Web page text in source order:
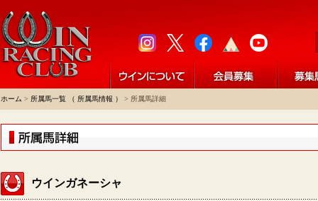
ホーム > 所属馬一覧 （ 所属馬情報 ） > 所属馬詳細
ウインガネーシャ